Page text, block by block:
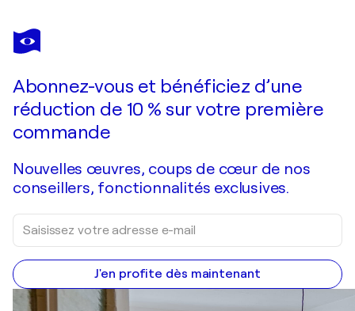
Abonnez-vous et bénéficiez d’une
réduction de 10 % sur votre première
commande
Nouvelles œuvres, coups de cœur de nos
conseillers, fonctionnalités exclusives.
J'en profite dès maintenant